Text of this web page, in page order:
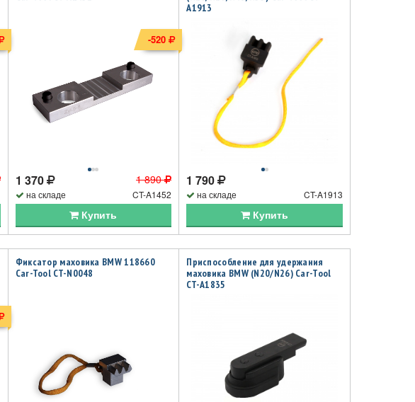
1 890
1 370
на складе CT-A1452
Купить
-520
A1913
1 790
на складе CT-A1913
Купить
Фиксатор маховика BMW 118660
Car-Tool CT-N0048
Приспособление для удержания
маховика BMW (N20/N26) Car-Tool
CT-A1835